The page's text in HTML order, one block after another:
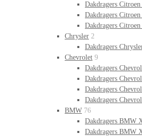
Dakdragers Citroen
Dakdragers Citroen
Dakdragers
Chrysler 2
Dakdragers
Chevrolet 9
Dakdragers
Dakdragers
Dakdragers
Dakdragers
BMW 76
Dakdragers BMW
Dakdragers BMW